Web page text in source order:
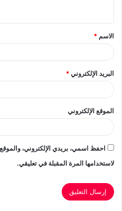
ق
*
الاسم *
البريد الإلكتروني*
الموقع الإلكتروني
احفظ اسمي، بريدي الإلكتروني،
لاستخدامها المرة المقبلة في تعليقي.